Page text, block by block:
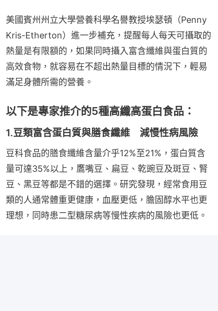
美國賓州州立大學營養科學名譽教授埃瑟頓（Penny
Kris-Etherton）進一步補充，提醒每人每天可攝取的
熱量是有限額的，如果同時攝入富含纖維與蛋白質的
高效食物，就容易在不超出熱量目標的情況下，輕易
滿足身體所需的營養。
以下是專家推介的5種高纖高蛋白食品：
1.豆類富含蛋白質與膳食纖維 減慢性病風險
豆科食品的膳食纖維含量介乎12%至21%，蛋白質含
量可達35%以上，鷹嘴豆、扁豆、乾豌豆及斑豆、腎
豆、黑豆等都是不錯的選擇。研究發現，經常食用豆
類的人通常體重更健康，血壓更低，膽固醇水平也更
理想，同時患二型糖尿病等慢性疾病的風險也更低。